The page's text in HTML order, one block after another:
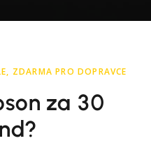
ZDARMA PRO DOPRAVCE
za 30